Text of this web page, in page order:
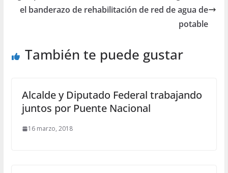
el banderazo de rehabilitación de red de agua de
potable
También te puede gustar
Alcalde y Diputado Federal trabajando
juntos por Puente Nacional
16 marzo, 2018